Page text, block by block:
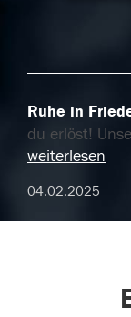
Ruhe in
du erlöst!
weiterlesen
04.02.2025